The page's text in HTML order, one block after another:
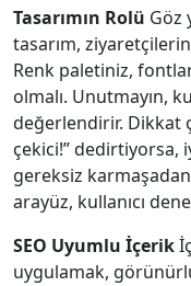
Tasarımın Rolü Göz
tasarım,
Renk paletiniz,
olmalı. Unutmayın,
değerlendirir. Dikkat
çekici!” dedirtiyorsa,
gereksiz
arayüz, kullanıcı
SEO Uyumlu İçerik
uygulamak,